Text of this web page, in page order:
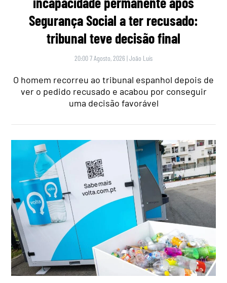
Segurança Social a ter recusado:
tribunal teve decisão final
20:00 7 Agosto, 2026 |João Luís
O homem recorreu ao tribunal espanhol depois de
ver o pedido recusado e acabou por conseguir
uma decisão favorável